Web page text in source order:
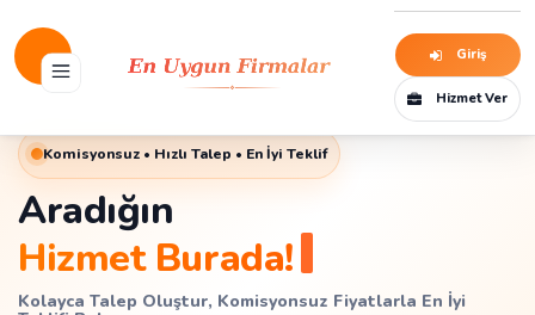
Giriş
Hizmet Ver
Komisyonsuz • Hızlı Talep • En İyi Teklif
Aradığın
Hizmet Burad
Kolayca Talep Oluştur, Komisyonsuz Fiyatlarla En İyi